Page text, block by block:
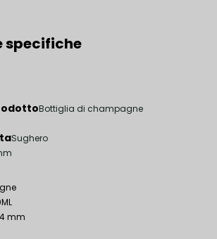
specifiche
Bottiglia di champagne
Sughero
mm